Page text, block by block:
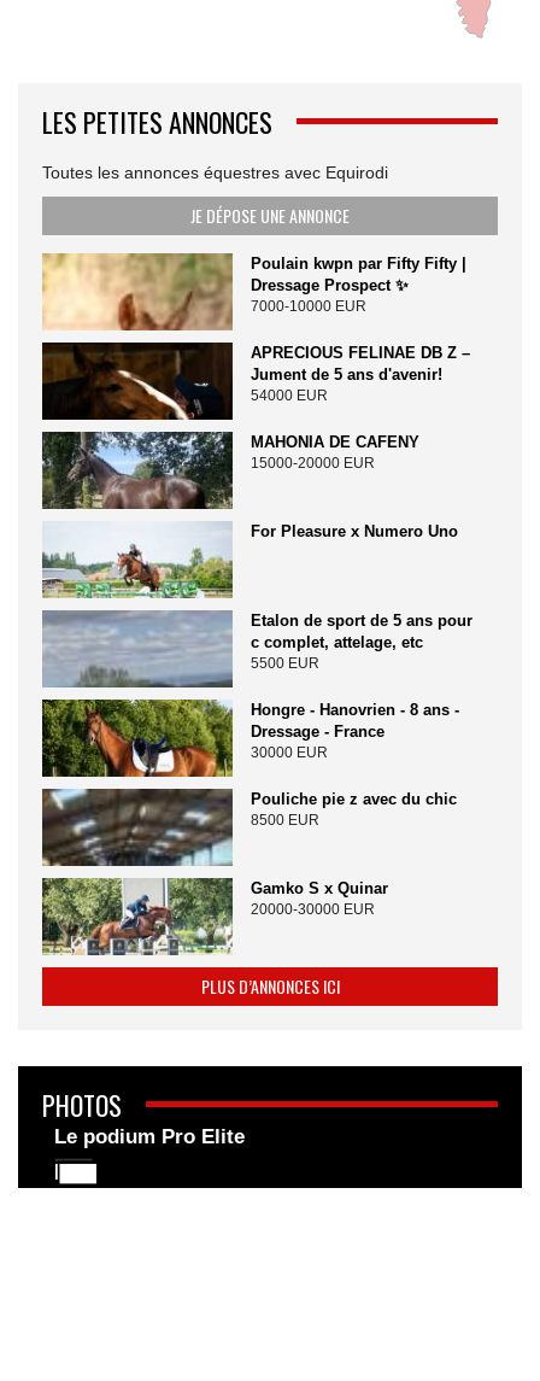
LES PETITES ANNONCES
Toutes les annonces équestres avec Equirodi
JE DÉPOSE UNE ANNONCE
Poulain kwpn par Fifty Fifty |
Dressage Prospect ✨️
7000-10000 EUR
APRECIOUS FELINAE DB Z –
Jument de 5 ans d'avenir!
54000 EUR
MAHONIA DE CAFENY
15000-20000 EUR
For Pleasure x Numero Uno
Etalon de sport de 5 ans pour
c complet, attelage, etc
5500 EUR
Hongre - Hanovrien - 8 ans -
Dressage - France
30000 EUR
Pouliche pie z avec du chic
8500 EUR
Gamko S x Quinar
20000-30000 EUR
PLUS D’ANNONCES ICI
PHOTOS
Le podium Pro Elite